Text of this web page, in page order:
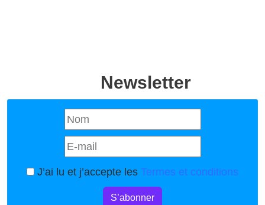
Newsletter
J’ai lu et j’accepte les Termes et conditions
S’abonner